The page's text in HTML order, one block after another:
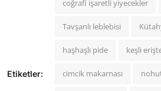
Etiketler:
coğrafi işaretli yiyecekler
Tavşanlı leblebisi
haşhaşlı pide keşli
cimcik makarnası